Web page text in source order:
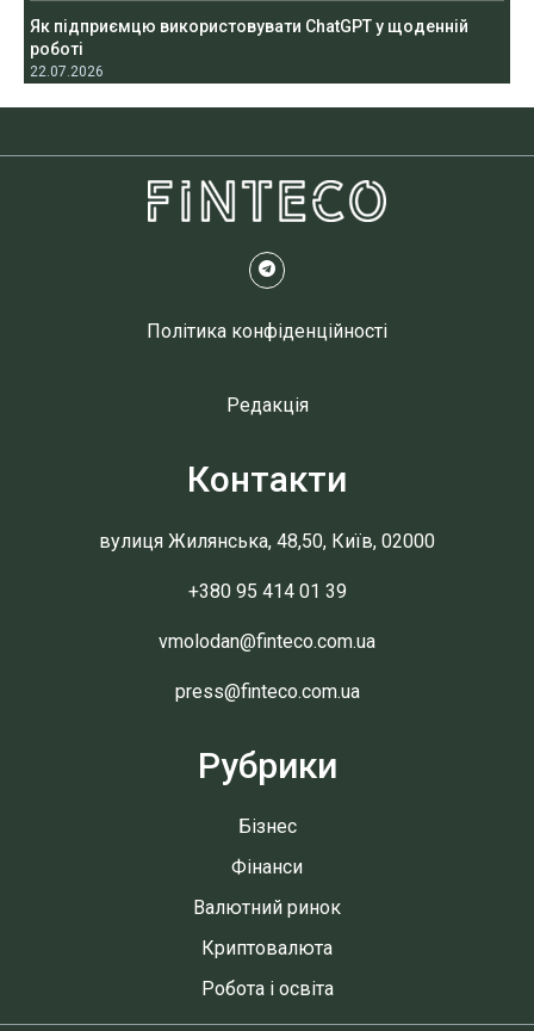
Як підприємцю використовувати ChatGPT у щоденній
роботі
22.07.2026
Політика конфіденційності
Редакція
Контакти
вулиця Жилянська, 48,50, Київ, 02000
+380 95 414 01 39
vmolodan@finteco.com.ua
press@finteco.com.ua
Рубрики
Бізнес
Фінанси
Валютний ринок
Криптовалюта
Робота і освіта